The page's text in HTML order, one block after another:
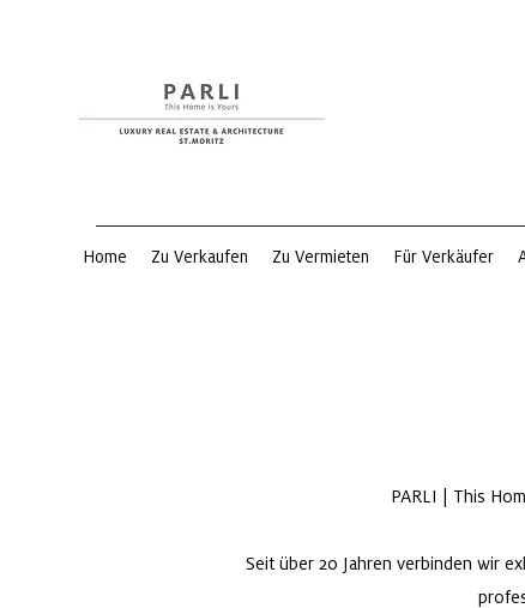
Home Zu Verkaufen Zu Vermieten Für Verkäufer
PARLI | This
Seit über 20 Jahren verbinden wir